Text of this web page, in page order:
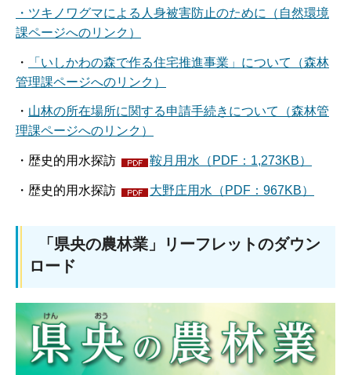
・ツキノワグマによる人身被害防止のために（自然環境
課ページへのリンク）
・
「いしかわの森で作る住宅推進事業」について（森林
管理課ページへのリンク）
・ 山林の所在場所に関する申請手続きについて（森林管
理課ページへのリンク）
・歴史的用水探訪 鞍月用水（PDF：1,273KB）
・歴史的用水探訪 大野庄用水（PDF：967KB）
「県央の農林業」リーフレットのダウン
ロード